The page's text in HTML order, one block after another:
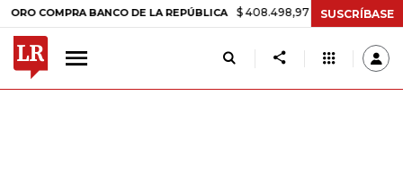
BANCO DE LA REPÚBLICA $ 408.498,97 +$ 8.753,81 +2,19%
SUSCRÍBASE